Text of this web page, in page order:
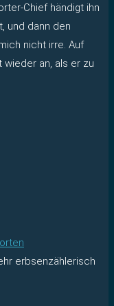
Chief händigt ihn
und dann den
nicht irre. Auf
an, als er zu
erbsenzählerisch